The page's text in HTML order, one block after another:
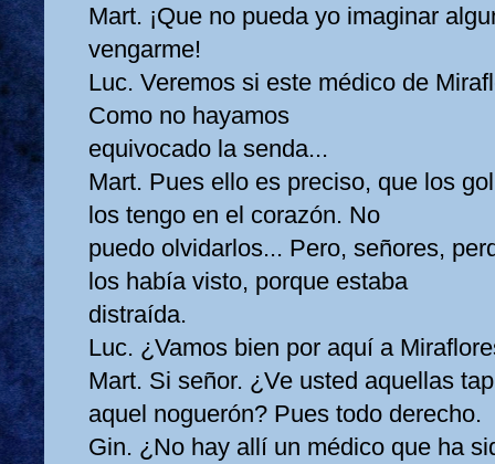
Mart. ¡Que no pueda yo imaginar
vengarme!
Luc. Veremos si este médico de
Como no hayamos
equivocado la senda...
Mart. Pues ello es preciso, que los
los tengo en el corazón. No
puedo olvidarlos... Pero, señores,
los había visto, porque estaba
distraída.
Luc. ¿Vamos bien por aquí a
Mart. Si señor. ¿Ve usted aquellas
aquel noguerón? Pues todo derecho.
Gin. ¿No hay allí un médico que ha